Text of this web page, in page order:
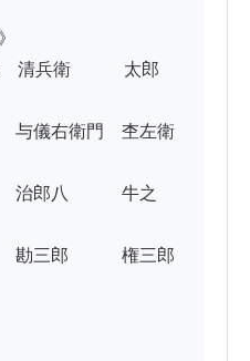
衛　　　太郎
　杢左衛
　牛之
　権三郎